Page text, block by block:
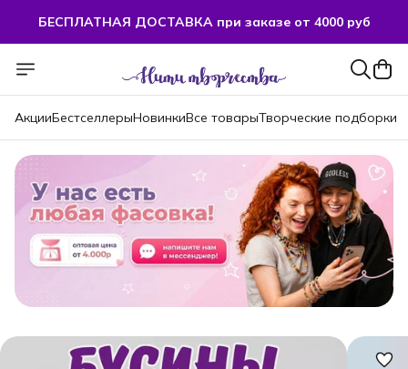
БЕСПЛАТНАЯ ДОСТАВКА при заказе от 4000 руб
АкцииБестселлерыНовинкиВсе товарыТворческие подборки